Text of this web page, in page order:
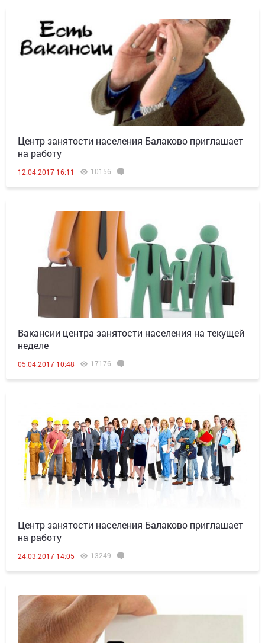
Центр занятости населения Балаково приглашает
на работу
12.04.2017 16:11 10156
Вакансии центра занятости населения на текущей
неделе
05.04.2017 10:48 17176
Центр занятости населения Балаково приглашает
на работу
24.03.2017 14:05 13249